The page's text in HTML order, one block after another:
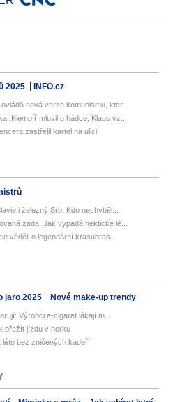
2025 INFO.cz
nová verze komunismu, kter...
Klempíř mluvil o hádce, Klaus vz...
zastřelil kartel na ulici
i železný Srb. Kdo nechyběl...
záda. Jak vypadá hektické lé...
věděli o legendární krasubras...
jaro 2025 Nové make-up trendy
Výrobci e-cigaret lákají m...
přežít jízdu v horku
bez zničených kadeří